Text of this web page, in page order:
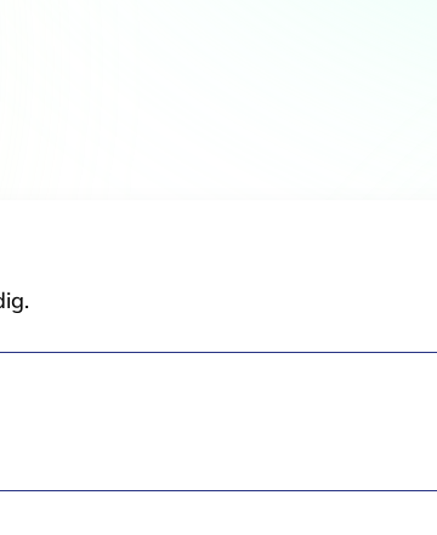
met andere informatie die je aan ze hebt